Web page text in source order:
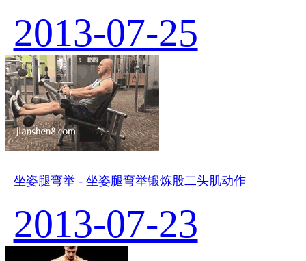
2013-07-25
坐姿腿弯举 - 坐姿腿弯举锻炼股二头肌动作
2013-07-23